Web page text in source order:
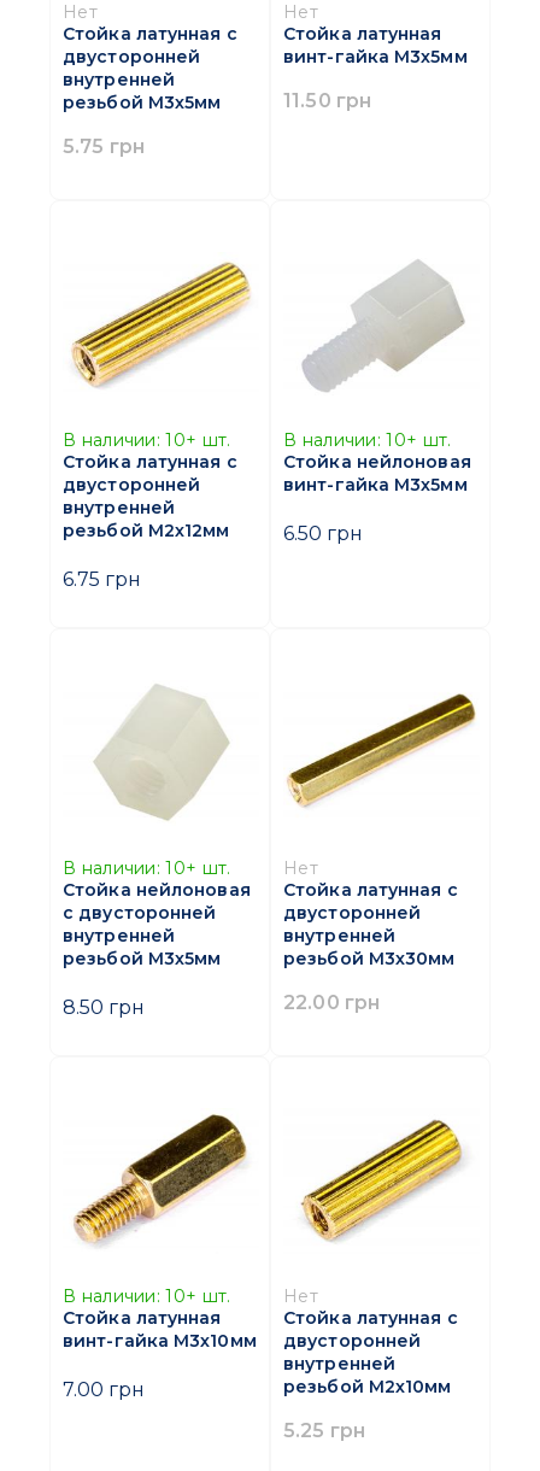
Нет
Стойка латунная с
двусторонней
внутренней
резьбой M3х5мм
5.75 грн
Нет
Стойка латунная
винт-гайка M3х5мм
11.50 грн
В наличии: 10+ шт.
Стойка латунная с
двусторонней
внутренней
резьбой M2х12мм
6.75 грн
В наличии: 10+ шт.
Стойка нейлоновая
винт-гайка M3х5мм
6.50 грн
В наличии: 10+ шт.
Стойка нейлоновая
с двусторонней
внутренней
резьбой M3х5мм
8.50 грн
Нет
Стойка латунная с
двусторонней
внутренней
резьбой M3х30мм
22.00 грн
В наличии: 10+ шт.
Стойка латунная
винт-гайка M3х10мм
7.00 грн
Нет
Стойка латунная с
двусторонней
внутренней
резьбой M2х10мм
5.25 грн